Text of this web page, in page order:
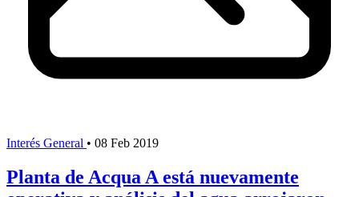
Interés General • 08 Feb 2019
Planta de Acqua A está nuevamente